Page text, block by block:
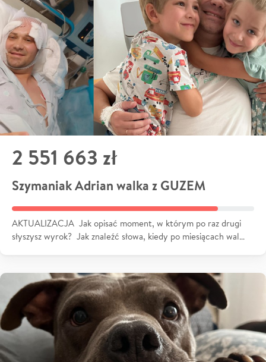
2 551 663 zł
Szymaniak Adrian walka z GUZEM
AKTUALIZACJA Jak opisać moment, w którym po raz drugi
słyszysz wyrok? Jak znaleźć słowa, kiedy po miesiącach wal…